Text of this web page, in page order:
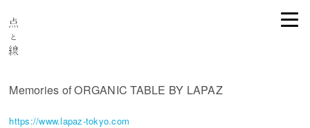
Memories of ORGANIC TABLE BY LAPAZ
https://www.lapaz-tokyo.com